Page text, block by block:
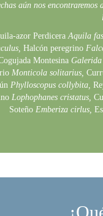
aún nos
azor PerdiceraAquila
Halcón peregrino
MontesinaGalerida
Monticola solitarius,
Phylloscopus collybita,
Lophophanes cristatus,
Soteño Emberiza cirlus,